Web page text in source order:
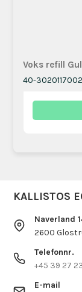
Voks refill
40-3020117002
KALLISTOS
Naverland
2600
Telefonnr.
+45 39 27
E-mail